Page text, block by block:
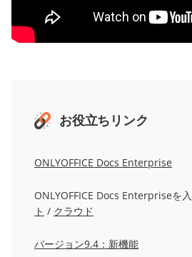
お役立ちリンク
ONLYOFFICE Docs Enterprise
ONLYOFFICE Docs Enterpriseを入
ト / クラウド
バージョン9.4：新機能